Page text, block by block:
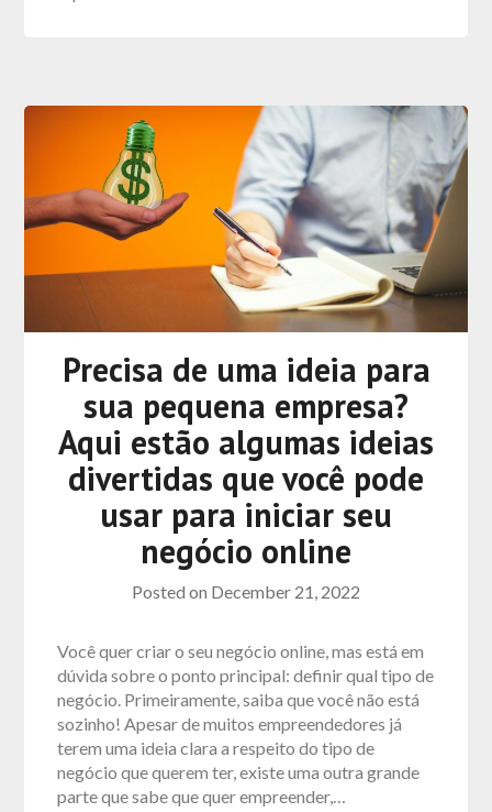
Precisa de uma ideia para
sua pequena empresa?
Aqui estão algumas ideias
divertidas que você pode
usar para iniciar seu
negócio online
Posted on December 21, 2022
Você quer criar o seu negócio online, mas está em
dúvida sobre o ponto principal: definir qual tipo de
negócio. Primeiramente, saiba que você não está
sozinho! Apesar de muitos empreendedores já
terem uma ideia clara a respeito do tipo de
negócio que querem ter, existe uma outra grande
parte que sabe que quer empreender,…